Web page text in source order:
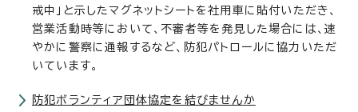
戒中」と示したマグネットシートを社用車に貼付いただき、
営業活動時等において、不審者等を発見した場合には、速
やかに警察に通報するなど、防犯パトロールに協力いただ
いています。
防犯ボランティア団体協定を結びませんか